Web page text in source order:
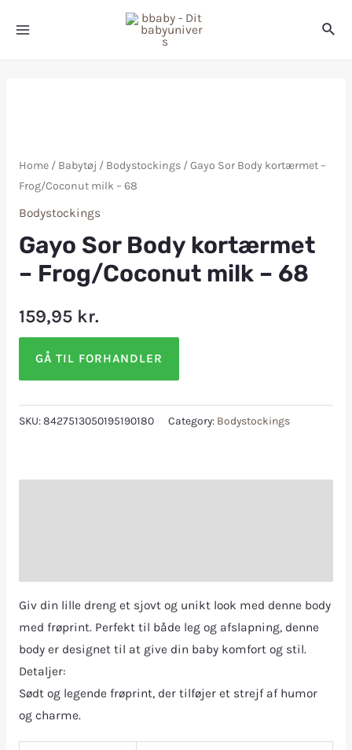
Home/ Babytøj / Bodystockings/ Gayo Sor Body kortærmet –
Frog/Coconut milk – 68
Bodystockings
Gayo Sor Body kortærmet
– Frog/Coconut milk – 68
159,95 kr.
GÅ TIL FORHANDLER
SKU:8427513050195190180 Category: Bodystockings
Giv din lille dreng et sjovt og unikt look med denne body
med frøprint. Perfekt til både leg og afslapning, denne
body er designet til at give din baby komfort og stil.
Detaljer:
Sødt og legende frøprint, der tilføjer et strejf af humor
og charme.